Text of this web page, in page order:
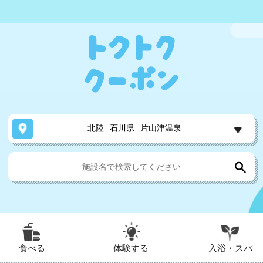
北陸 石川県 片山津温泉
食べる 体験する 入浴・スパ